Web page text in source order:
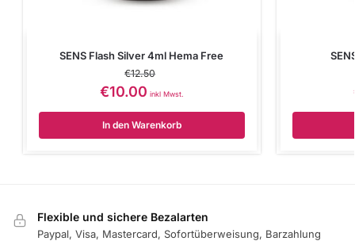
SENS Flash Silver 4ml Hema Free
€12.50
€10.00 inkl Mwst.
In den Warenkorb
Flexible und sichere Bezalarten
Paypal, Visa, Mastercard, Sofortüberweisung, Barzahlung